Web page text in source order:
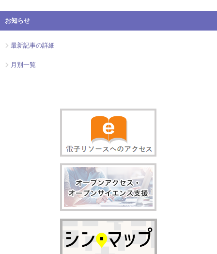
お知らせ
最新記事の詳細
月別一覧